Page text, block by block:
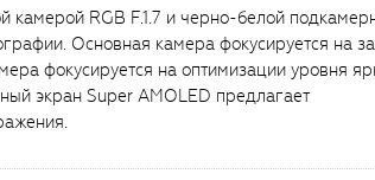
камерой RGB F.1.7 и черно-белой
Основная камера фокусируется на
фокусируется на оптимизации уровня
экран Super AMOLED предлагает